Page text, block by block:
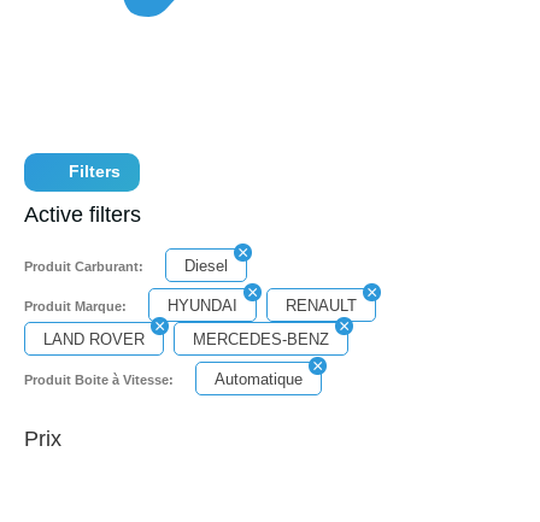
Filters
Active filters
Produit Carburant: Diesel
Produit Marque: HYUNDAI
RENAULT
LAND ROVER
MERCEDES-BENZ
Produit Boite à Vitesse: Automatique
Prix